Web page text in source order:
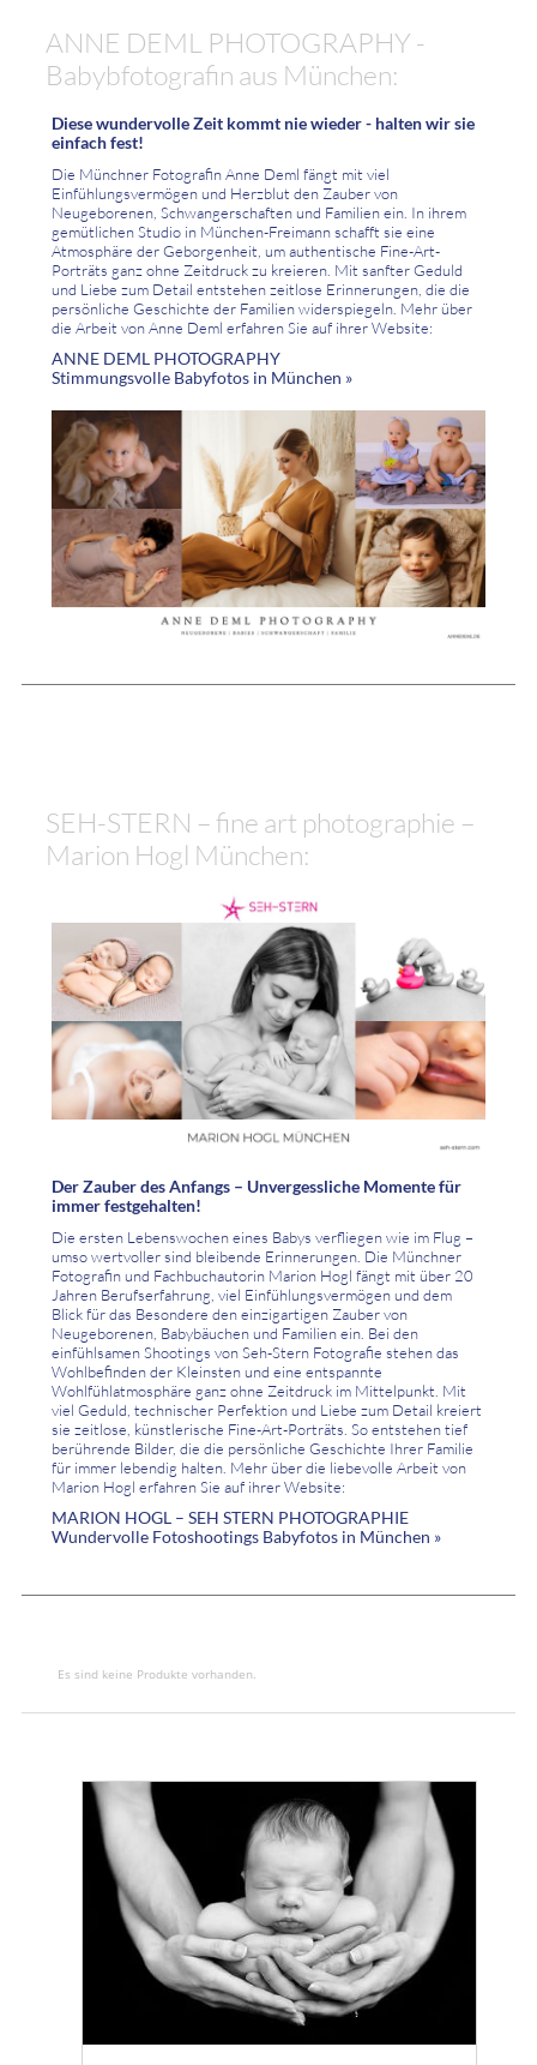
ANNE DEML PHOTOGRAPHY -
Babybfotografin aus München:
Diese wundervolle Zeit kommt nie wieder - halten wir sie
einfach fest!
Die Münchner Fotografin Anne Deml fängt mit viel
Einfühlungsvermögen und Herzblut den Zauber von
Neugeborenen, Schwangerschaften und Familien ein. In ihrem
gemütlichen Studio in München-Freimann schafft sie eine
Atmosphäre der Geborgenheit, um authentische Fine-Art-
Porträts ganz ohne Zeitdruck zu kreieren. Mit sanfter Geduld
und Liebe zum Detail entstehen zeitlose Erinnerungen, die die
persönliche Geschichte der Familien widerspiegeln. Mehr über
die Arbeit von Anne Deml erfahren Sie auf ihrer Website:
ANNE DEML PHOTOGRAPHY
Stimmungsvolle Babyfotos in München »
SEH-STERN – fine art photographie –
Marion Hogl München:
Der Zauber des Anfangs – Unvergessliche Momente für
immer festgehalten!
Die ersten Lebenswochen eines Babys verfliegen wie im Flug –
umso wertvoller sind bleibende Erinnerungen. Die Münchner
Fotografin und Fachbuchautorin Marion Hogl fängt mit über 20
Jahren Berufserfahrung, viel Einfühlungsvermögen und dem
Blick für das Besondere den einzigartigen Zauber von
Neugeborenen, Babybäuchen und Familien ein. Bei den
einfühlsamen Shootings von Seh-Stern Fotografie stehen das
Wohlbefinden der Kleinsten und eine entspannte
Wohlfühlatmosphäre ganz ohne Zeitdruck im Mittelpunkt. Mit
viel Geduld, technischer Perfektion und Liebe zum Detail kreiert
sie zeitlose, künstlerische Fine-Art-Porträts. So entstehen tief
berührende Bilder, die die persönliche Geschichte Ihrer Familie
für immer lebendig halten. Mehr über die liebevolle Arbeit von
Marion Hogl erfahren Sie auf ihrer Website:
MARION HOGL – SEH STERN PHOTOGRAPHIE
Wundervolle Fotoshootings Babyfotos in München »
Es sind keine Produkte vorhanden.